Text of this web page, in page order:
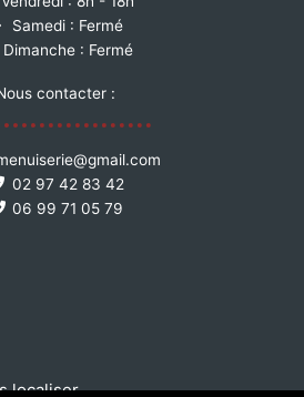
Samedi : Fermé
Dimanche : Fermé
contacter :
02 97 42 83 42
06 99 71 05 79
localiser